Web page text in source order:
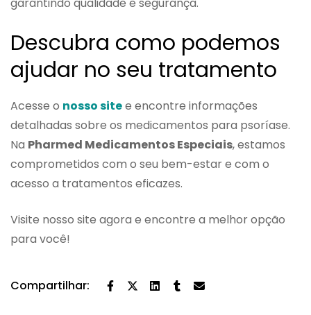
Descubra como podemos
ajudar no seu tratamento
Acesse o nosso sitee encontre informações
detalhadas sobre os medicamentos para psoríase.
Na Pharmed Medicamentos Especiais, estamos
comprometidos com o seu bem-estar e com o
acesso a tratamentos eficazes.
Visite nosso site agora e encontre a melhor opção
para você!
Compartilhar: